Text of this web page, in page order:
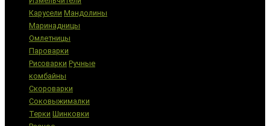
Карусели Мандолины
Маринадницы
Омлетницы
Пароварки
Рисоварки Ручные
комбайны
Скороварки
Соковыжималки
Терки Шинковки